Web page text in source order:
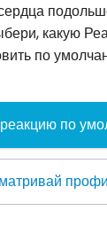
какую
по
по